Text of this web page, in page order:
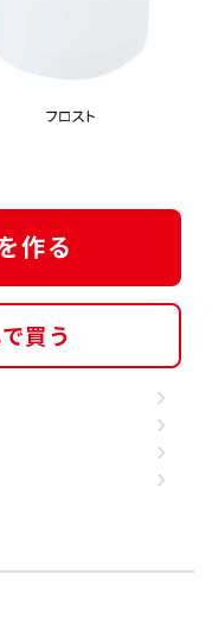
作る
買う